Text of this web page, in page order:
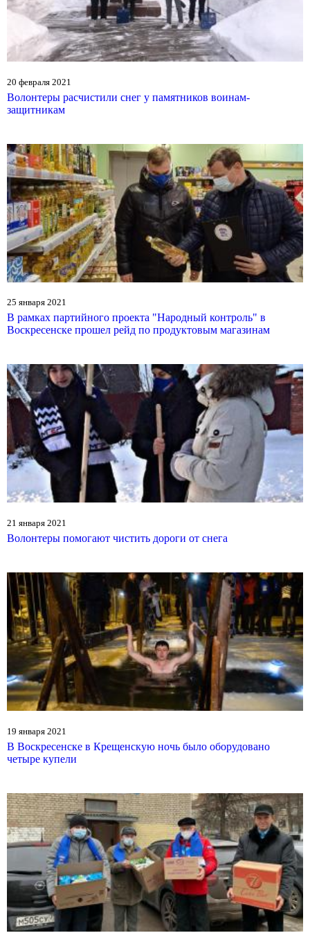
20 февраля 2021
Волонтеры расчистили снег у памятников воинам-
защитникам
25 января 2021
В рамках партийного проекта "Народный контроль" в
Воскресенске прошел рейд по продуктовым магазинам
21 января 2021
Волонтеры помогают чистить дороги от снега
19 января 2021
В Воскресенске в Крещенскую ночь было оборудовано
четыре купели